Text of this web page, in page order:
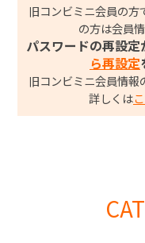
旧コンビミニ会員の方
の方は会員
パスワードの再設定
ら再設定
旧コンビミニ会員情報
詳しくは